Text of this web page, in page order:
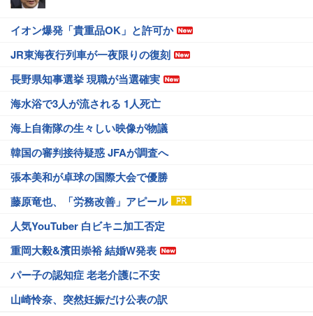
イオン爆発「貴重品OK」と許可か
JR東海夜行列車が一夜限りの復刻
長野県知事選挙 現職が当選確実
海水浴で3人が流される 1人死亡
海上自衛隊の生々しい映像が物議
韓国の審判接待疑惑 JFAが調査へ
張本美和が卓球の国際大会で優勝
藤原竜也、「労務改善」アピール
人気YouTuber 白ビキニ加工否定
重岡大毅&濱田崇裕 結婚W発表
パー子の認知症 老老介護に不安
山崎怜奈、突然妊娠だけ公表の訳